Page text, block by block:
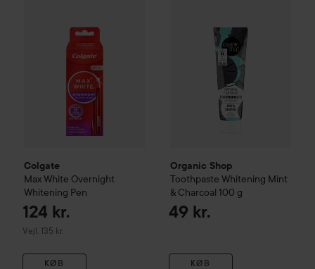
Colgate
Max White Overnight
Whitening Pen
124 kr.
Vejl. 135 kr.
Vejledende pris 135 kr.
KØB
Organic Shop
Toothpaste Whitening Mint
& Charcoal 100 g
49 kr.
KØB